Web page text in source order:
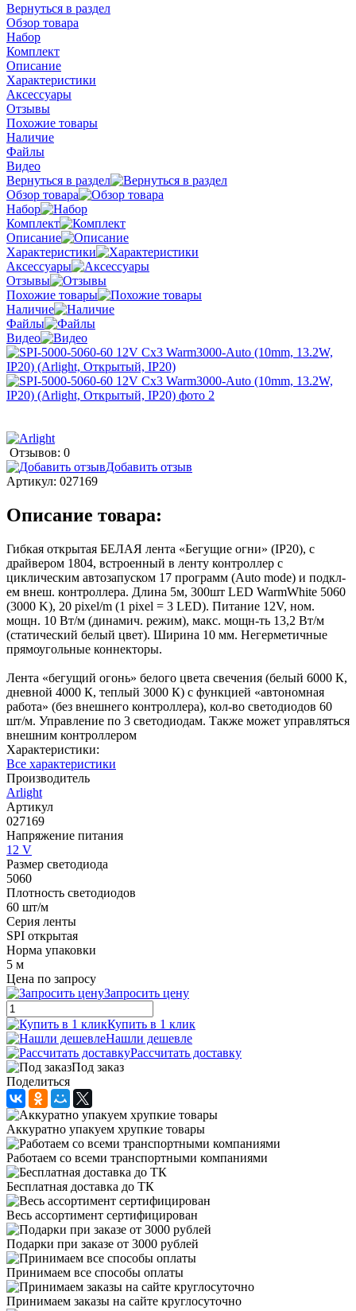
Вернуться в раздел
Обзор товара
Набор
Комплект
Описание
Характеристики
Аксессуары
Отзывы
Похожие товары
Наличие
Файлы
Видео
Вернуться в раздел
Обзор товара
Набор
Комплект
Описание
Характеристики
Аксессуары
Отзывы
Похожие товары
Наличие
Файлы
Видео
Отзывов: 0
Добавить отзыв
Артикул: 027169
Описание товара:
Гибкая открытая БЕЛАЯ лента «Бегущие огни» (IP20), с
драйвером 1804, встроенный в ленту контроллер с
циклическим автозапуском 17 программ (Auto mode) и подкл-
ем внеш. контроллера. Длина 5м, 300шт LED WarmWhite 5060
(3000 K), 20 pixel/m (1 pixel = 3 LED). Питание 12V, ном.
мощн. 10 Вт/м (динамич. режим), макс. мощн-ть 13,2 Вт/м
(статический белый цвет). Ширина 10 мм. Негерметичные
прямоугольные коннекторы.
Лента «бегущий огонь» белого цвета свечения (белый 6000 К,
дневной 4000 К, теплый 3000 К) с функцией «автономная
работа» (без внешнего контроллера), кол-во светодиодов 60
шт/м. Управление по 3 светодиодам. Также может управляться
внешним контроллером
Характеристики:
Все характеристики
Производитель
Arlight
Артикул
027169
Напряжение питания
12 V
Размер светодиода
5060
Плотность светодиодов
60 шт/м
Серия ленты
SPI открытая
Норма упаковки
5 м
Цена по запросу
Запросить цену
Купить в 1 клик
Нашли дешевле
Рассчитать доставку
Под заказ
Поделиться
Аккуратно упакуем хрупкие товары
Работаем со всеми транспортными компаниями
Бесплатная доставка до ТК
Весь ассортимент сертифицирован
Подарки при заказе от 3000 рублей
Принимаем все способы оплаты
Принимаем заказы на сайте круглосуточно